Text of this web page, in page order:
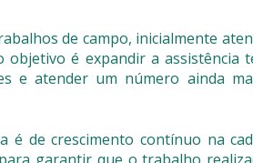
de campo, inicialmente
é expandir a assistência
e atender um número ainda
é de crescimento contínuo na